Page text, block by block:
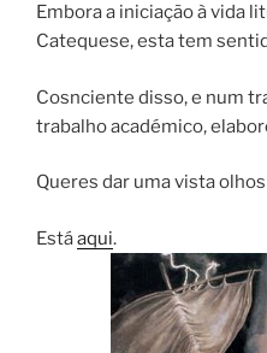
Embora a iniciação à vida
Catequese, esta tem
Cosnciente disso, e num
trabalho académico,
Queres dar uma vista
Estáaqui.